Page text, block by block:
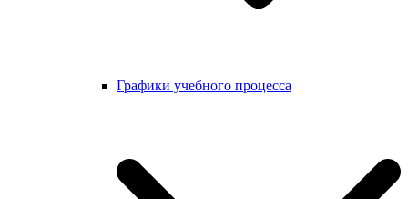
Графики учебного процесса